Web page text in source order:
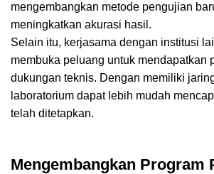
mengembangkan metode pengujian
meningkatkan akurasi hasil.
Selain itu, kerjasama dengan institusi
membuka peluang untuk mendapatkan
dukungan teknis. Dengan memiliki
laboratorium dapat lebih mudah
telah ditetapkan.
Mengembangkan Program